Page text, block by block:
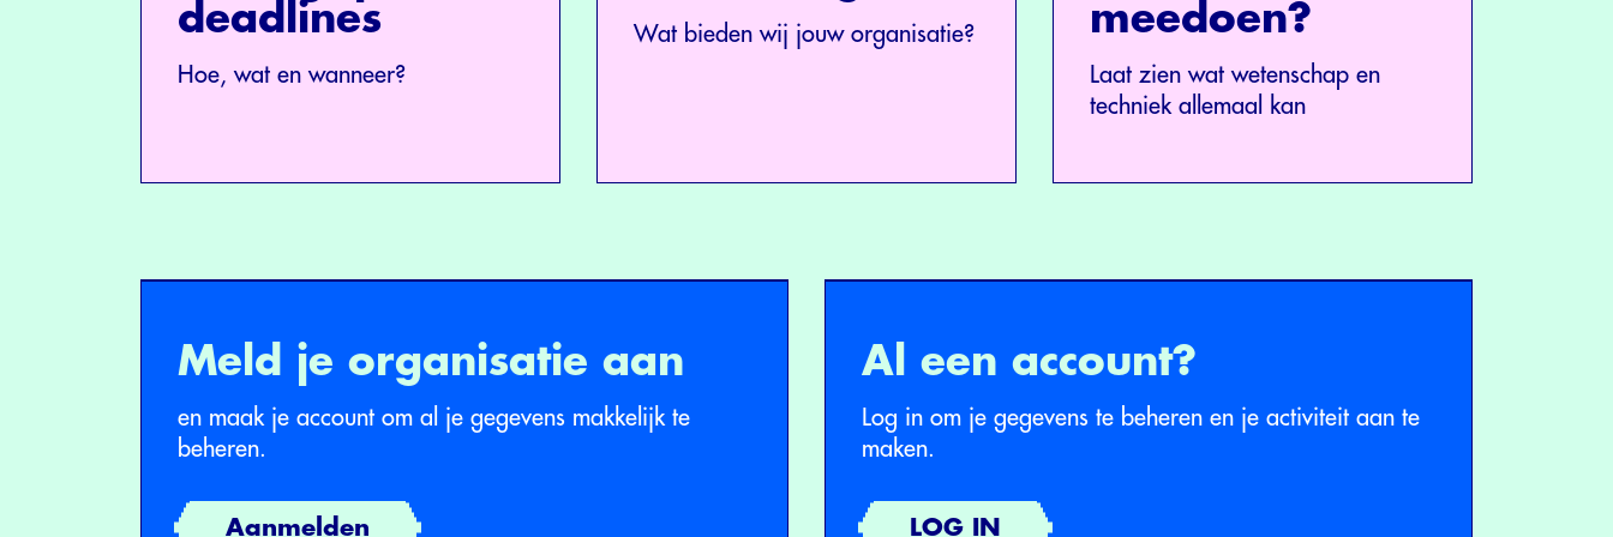
deadlines
Hoe, wat en wanneer?
Wat bieden wij jouw organisatie? meedoen?
Laat zien wat wetenschap en
techniek allemaal kan
Meld je organisatie aan
en maak je account om al je gegevens makkelijk te
beheren.
Aanmelden
Al een account?
Log in om je gegevens te beheren en je activiteit aan te
maken.
LOG IN